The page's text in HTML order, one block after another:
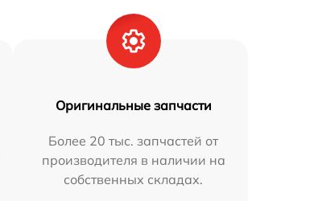
Оригинальные запчасти
Более 20 тыс. запчастей от
производителя в наличии на
собственных складах.